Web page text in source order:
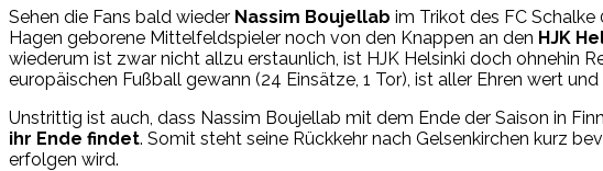
Sehen die Fans bald wieder Nassim Boujellab im Trikot des FC
Hagen geborene Mittelfeldspieler noch von den Knappen an den HJK
wiederum ist zwar nicht allzu erstaunlich, ist HJK Helsinki doch ohnehin
europäischen Fußball gewann (24 Einsätze, 1 Tor), ist aller Ehren wert
Unstrittig ist auch, dass Nassim Boujellab mit dem Ende der Saison in
ihr Ende findet. Somit steht seine Rückkehr nach Gelsenkirchen kurz
erfolgen wird.